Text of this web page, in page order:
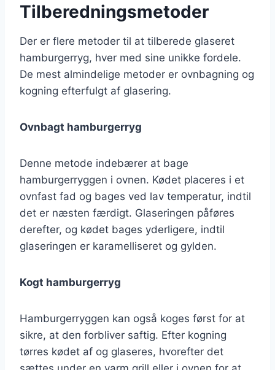
Tilberedningsmetoder
Der er flere metoder til at tilberede glaseret
hamburgerryg, hver med sine unikke fordele.
De mest almindelige metoder er ovnbagning og
kogning efterfulgt af glasering.
Ovnbagt hamburgerryg
Denne metode indebærer at bage
hamburgerryggen i ovnen. Kødet placeres i et
ovnfast fad og bages ved lav temperatur, indtil
det er næsten færdigt. Glaseringen påføres
derefter, og kødet bages yderligere, indtil
glaseringen er karamelliseret og gylden.
Kogt hamburgerryg
Hamburgerryggen kan også koges først for at
sikre, at den forbliver saftig. Efter kogning
tørres kødet af og glaseres, hvorefter det